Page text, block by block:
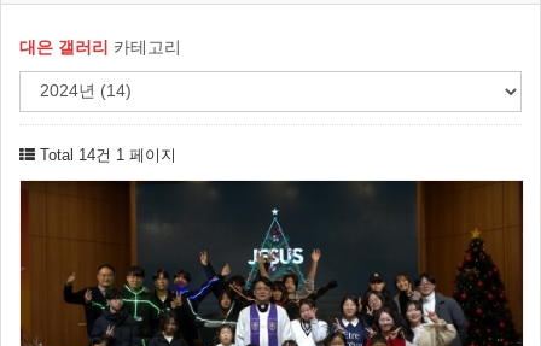
대은 갤러리 카테고리
Total 14건 1 페이지